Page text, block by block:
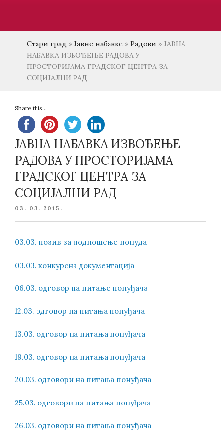
Стари град » Јавне набавке » Радови » ЈАВНА
НАБАВКА ИЗВОЂЕЊЕ РАДОВА У
ПРОСТОРИЈАМА ГРАДСКОГ ЦЕНТРА ЗА
СОЦИЈАЛНИ РАД
Share this...
ЈАВНА НАБАВКА ИЗВОЂЕЊЕ
РАДОВА У ПРОСТОРИЈАМА
ГРАДСКОГ ЦЕНТРА ЗА
СОЦИЈАЛНИ РАД
POSTED
03. 03. 2015.
03.03. позив за подношење понуда
03.03. конкурсна документација
06.03. одговор на питање понуђача
12.03. одговор на питања понуђача
13.03. одговор на питања понуђача
19.03. oдговор на питања понуђача
20.03. одговори на питања понуђача
25.03. одговори на питања понуђача
26.03. одговори на питања понуђача